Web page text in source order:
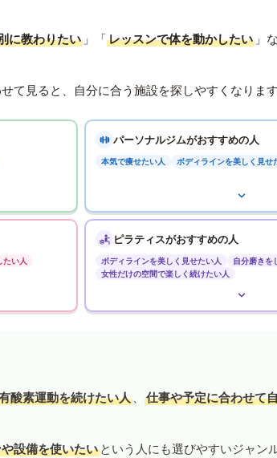
に教わりたい 」「レッスンで体を動かしたい 」
て見ると、自分に合う施設を探しやすくなります
パーソナルジムがおすすめの人
本気で痩せたい人 ボディラインを美しく見せ
たい人
ピラティスがおすすめの人
ボディラインを美しく見せたい人
自分磨きを
女性だけの空間で楽しく続けたい人
酸素運動を続けたい人 、 仕事や予定に合わせて
設備を使いたい という人にも選びやすいジャン